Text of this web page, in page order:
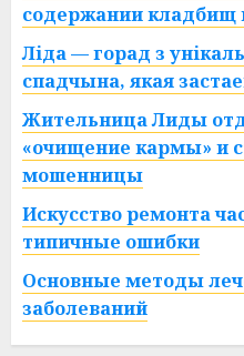
содержании кладбищ
Ліда — горад з
спадчына, якая
Жительница Лиды
«очищение кармы» и
мошенницы
Искусство ремонта
типичные ошибки
Основные методы
заболеваний